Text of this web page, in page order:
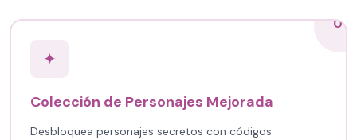
01
✦
Colección de Personajes Mejorada
Desbloquea personajes secretos con códigos